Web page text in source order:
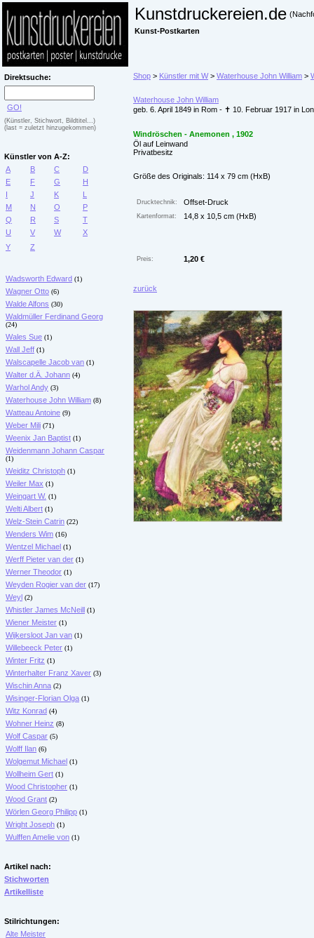
Kunstdruckereien.de
Kunst-Postkarten
Direktsuche:
GO!
(Künstler, Stichwort, Bildtitel...)
(last = zuletzt hinzugekommen)
Künstler von A-Z:
A
B C
D
E
F G
H
I
J K
L
M
N O
P
Q
R S
T
U
V W
X
Y
Z
Wadsworth Edward (1)
Wagner Otto (6)
Walde Alfons (30)
Waldmüller Ferdinand Georg
(24)
Wales Sue (1)
Wall Jeff (1)
Walscapelle Jacob van (1)
Walter d.Ä. Johann (4)
Warhol Andy (3)
Waterhouse John William (8)
Watteau Antoine (9)
Weber Mili (71)
Weenix Jan Baptist (1)
Weidenmann Johann Caspar
(1)
Weiditz Christoph (1)
Weiler Max (1)
Weingart W. (1)
Welti Albert (1)
Welz-Stein Catrin (22)
Wenders Wim (16)
Wentzel Michael (1)
Werff Pieter van der (1)
Werner Theodor (1)
Weyden Rogier van der (17)
Weyl (2)
Whistler James McNeill (1)
Wiener Meister (1)
Wijkersloot Jan van (1)
Willebeeck Peter (1)
Winter Fritz (1)
Winterhalter Franz Xaver (3)
Wischin Anna (2)
Wisinger-Florian Olga (1)
Witz Konrad (4)
Wohner Heinz (8)
Wolf Caspar (5)
Wolff Ilan (6)
Wolgemut Michael (1)
Wollheim Gert (1)
Wood Christopher (1)
Wood Grant (2)
Wörlen Georg Philipp (1)
Wright Joseph (1)
Wulffen Amelie von (1)
Artikel nach:
Stichworten
Artikelliste
Stilrichtungen:
Alte Meister
Shop > Künstler mit W> Waterhouse John William >
Waterhouse John William
geb. 6. April 1849 in Rom - ✝ 10. Februar 1917 in
Windröschen - Anemonen , 1902
Öl auf Leinwand
Privatbesitz
Größe des Originals: 114 x 79 cm (HxB)
Drucktechnik: Offset-Druck
Kartenformat: 14,8 x 10,5 cm (HxB)
Preis: 1,20 €
zurück